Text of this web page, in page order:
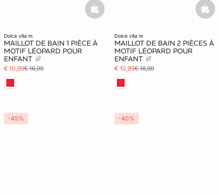
dolce vita m
MAILLOT DE BAIN 1 PIÈCE À
MOTIF LÉOPARD POUR
ENFANT
€ 10,99€ 16,99
basketfull
dolce vita m
MAILLOT DE BAIN 2 PIÈCES À
MOTIF LÉOPARD POUR
ENFANT
€ 10,99€ 16,99
-45% -40%